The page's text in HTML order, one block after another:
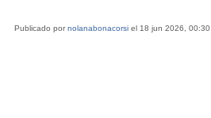
Publicado pornolanabonacorsi el 18 jun 2026, 00:30